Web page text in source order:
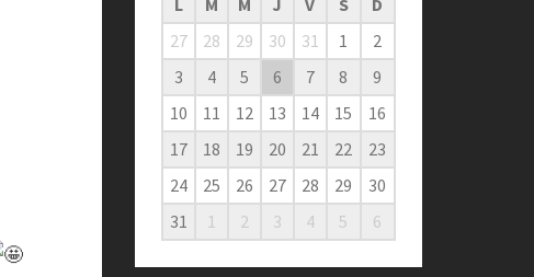
L M M J V S
D
27
28 29 30 31 1
2
3
4 5 6 7 8
9
10
11 12 13 14 15
16
17
18 19 20 21 22
23
24
25 26 27 28 29
30
31
1 2 3 4 5 6